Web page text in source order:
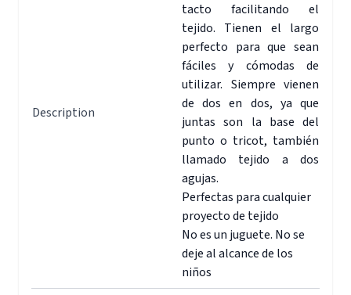
Description
tacto facilitando el
tejido. Tienen el largo
perfecto para que sean
fáciles y cómodas de
utilizar. Siempre vienen
de dos en dos, ya que
juntas son la base del
punto o tricot, también
llamado tejido a dos
agujas.
Perfectas para cualquier
proyecto de tejido
No es un juguete. No se
deje al alcance de los
niños